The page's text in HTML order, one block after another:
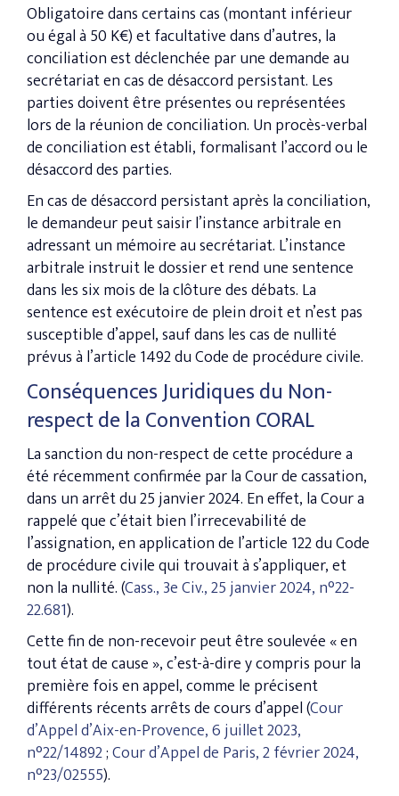
Obligatoire dans certains cas (montant inférieur
ou égal à 50 K€) et facultative dans d’autres, la
conciliation est déclenchée par une demande au
secrétariat en cas de désaccord persistant. Les
parties doivent être présentes ou représentées
lors de la réunion de conciliation. Un procès-verbal
de conciliation est établi, formalisant l’accord ou le
désaccord des parties.
En cas de désaccord persistant après la conciliation,
le demandeur peut saisir l’instance arbitrale en
adressant un mémoire au secrétariat. L’instance
arbitrale instruit le dossier et rend une sentence
dans les six mois de la clôture des débats. La
sentence est exécutoire de plein droit et n’est pas
susceptible d’appel, sauf dans les cas de nullité
prévus à l’article 1492 du Code de procédure civile.
Conséquences Juridiques du Non-
respect de la Convention CORAL
La sanction du non-respect de cette procédure a
été récemment confirmée par la Cour de cassation,
dans un arrêt du 25 janvier 2024. En effet, la Cour a
rappelé que c’était bien l’irrecevabilité de
l’assignation, en application de l’article 122 du Code
de procédure civile qui trouvait à s’appliquer, et
non la nullité. (Cass., 3e Civ., 25 janvier 2024, n°22-
22.681).
Cette fin de non-recevoir peut être soulevée « en
tout état de cause », c’est-à-dire y compris pour la
première fois en appel, comme le précisent
différents récents arrêts de cours d’appel (Cour
d’Appel d’Aix-en-Provence, 6 juillet 2023,
n°22/14892;Cour d’Appel de Paris, 2 février 2024,
n°23/02555).